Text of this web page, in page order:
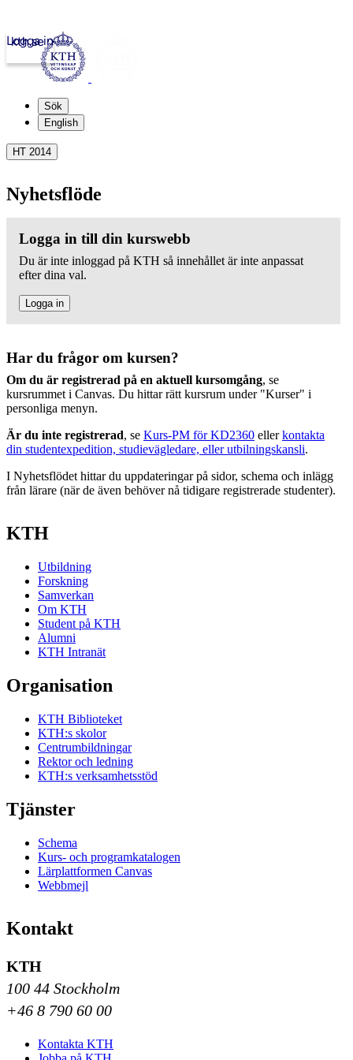
kth.se
Logga in
Sök
English
HT 2014
Nyhetsflöde
Logga in till din kurswebb
Du är inte inloggad på KTH så innehållet är inte anpassat
efter dina val.
Logga in
Har du frågor om kursen?
Om du är registrerad på en aktuell kursomgång, se
kursrummet i Canvas. Du hittar rätt kursrum under "Kurser" i
personliga menyn.
Är du inte registrerad, se Kurs-PM för KD2360 ellerkontakta
din studentexpedition, studievägledare, eller utbilningskansli.
I Nyhetsflödet hittar du uppdateringar på sidor, schema och inlägg
från lärare (när de även behöver nå tidigare registrerade studenter).
KTH
Utbildning
Forskning
Samverkan
Om KTH
Student på KTH
Alumni
KTH Intranät
Organisation
KTH Biblioteket
KTH:s skolor
Centrumbildningar
Rektor och ledning
KTH:s verksamhetsstöd
Tjänster
Schema
Kurs- och programkatalogen
Lärplattformen Canvas
Webbmejl
Kontakt
KTH
100 44 Stockholm
+46 8 790 60 00
Kontakta KTH